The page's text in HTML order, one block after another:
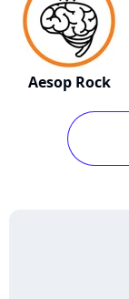
Aesop Rock